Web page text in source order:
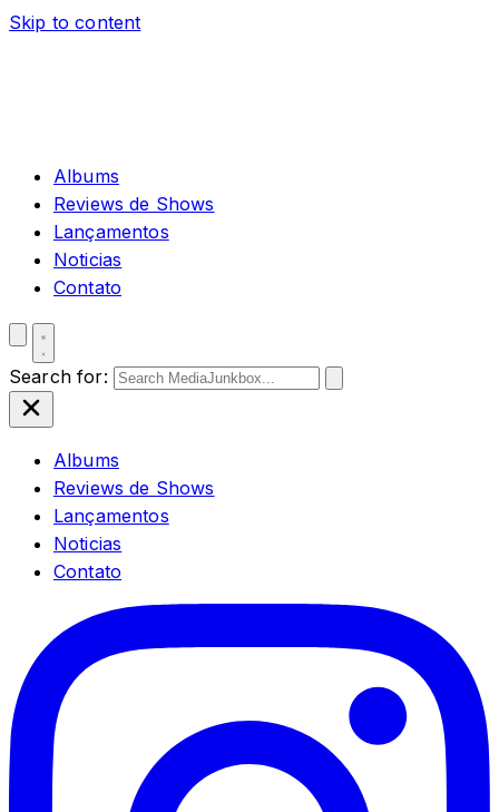
Skip to content
Albums
Reviews de Shows
Lançamentos
Noticias
Contato
Search for:
Albums
Reviews de Shows
Lançamentos
Noticias
Contato